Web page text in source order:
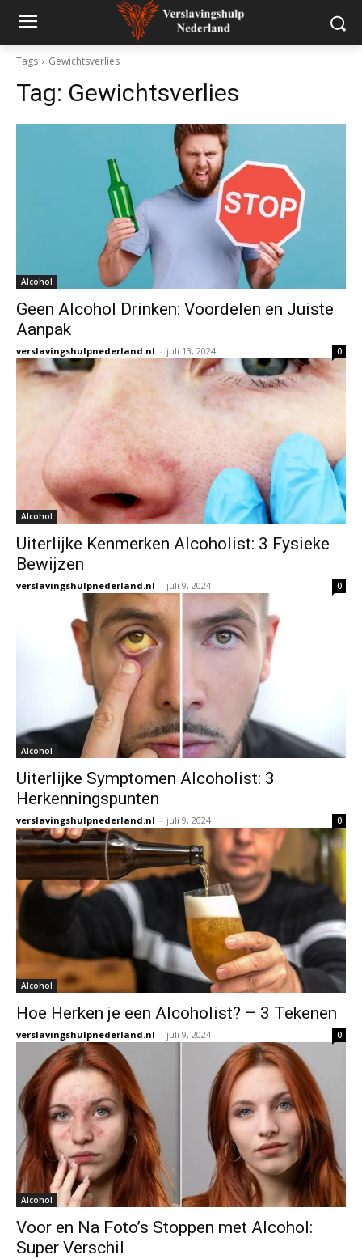
Tags Gewichtsverlies
Tag: Gewichtsverlies
Alcohol
Geen Alcohol Drinken: Voordelen en Juiste
Aanpak
verslavingshulpnederland.nl - juli 13, 2024 0
Alcohol
Uiterlijke Kenmerken Alcoholist: 3 Fysieke
Bewijzen
verslavingshulpnederland.nl - juli 9, 2024 0
Alcohol
Uiterlijke Symptomen Alcoholist: 3
Herkenningspunten
verslavingshulpnederland.nl - juli 9, 2024 0
Alcohol
Hoe Herken je een Alcoholist? – 3 Tekenen
verslavingshulpnederland.nl - juli 9, 2024 0
Alcohol
Voor en Na Foto’s Stoppen met Alcohol:
Super Verschil